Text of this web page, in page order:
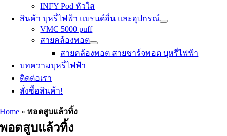
INFY Pod หัวใส
สินค้า บุหรี่ไฟฟ้า แบรนด์อื่น และอุปกรณ์
VMC 5000 puff
สายคล้องพอต
สายคล้องพอต สายชาร์จพอต บุหรี่ไฟฟ้า
บทความบุหรี่ไฟฟ้า
ติดต่อเรา
สั่งซื้อสินค้า!
Home »พอตสูบแล้วทิ้ง
พอตสูบแล้วทิ้ง